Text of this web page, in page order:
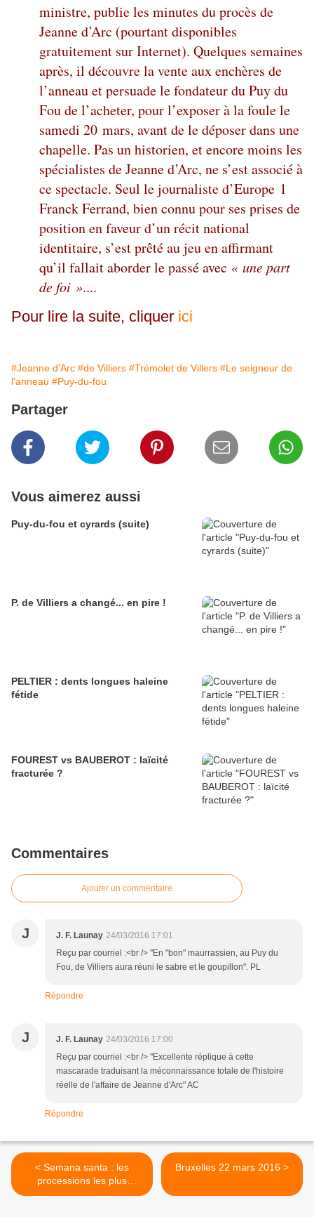
ministre, publie les minutes du procès de
Jeanne d’Arc (pourtant disponibles
gratuitement sur Internet). Quelques semaines
après, il découvre la vente aux enchères de
l’anneau et persuade le fondateur du Puy du
Fou de l’acheter, pour l’exposer à la foule le
samedi 20 mars, avant de le déposer dans une
chapelle. Pas un historien, et encore moins les
spécialistes de Jeanne d’Arc, ne s’est associé à
ce spectacle. Seul le journaliste d’Europe 1
Franck Ferrand, bien connu pour ses prises de
position en faveur d’un récit national
identitaire, s’est prêté au jeu en affirmant
qu’il fallait aborder le passé avec « une part
de foi »....
Pour lire la suite, cliquer ici
#Jeanne d'Arc #de Villiers #Trémolet de Villers #Le seigneur de
l'anneau #Puy-du-fou
Partager
Vous aimerez aussi
Puy-du-fou et cyrards (suite)
P. de Villiers a changé... en pire !
PELTIER : dents longues haleine
fétide
FOUREST vs BAUBEROT : laïcité
fracturée ?
Commentaires
Ajouter un commentaire
J J. F. Launay 24/03/2016 17:01
Reçu par courriel :<br /> "En "bon" maurrassien, au Puy du
Fou, de Villiers aura réuni le sabre et le goupillon". PL
Répondre
J J. F. Launay 24/03/2016 17:00
Reçu par courriel :<br /> "Excellente réplique à cette
mascarade traduisant la méconnaissance totale de l'histoire
réelle de l'affaire de Jeanne d'Arc" AC
Répondre
< Semana santa : les
processions les plus
insolites
Bruxelles 22 mars 2016 >